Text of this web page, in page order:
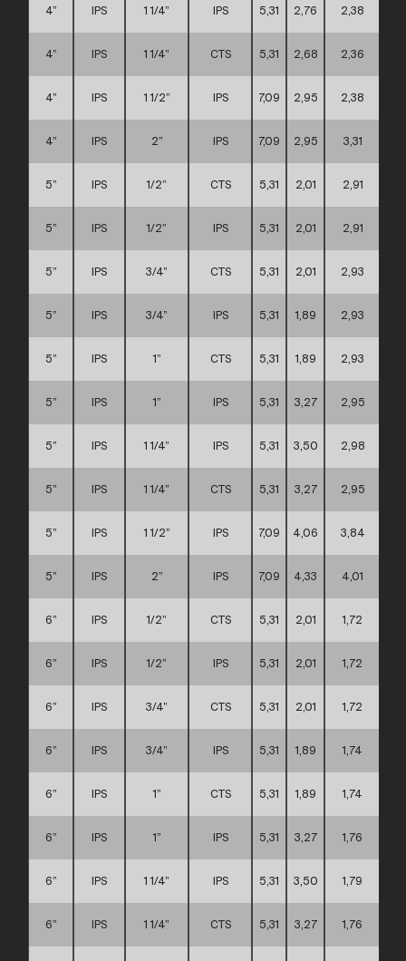
4” IPS 1 1/4” IPS 5,31 2,76 2,38
4” IPS 1 1/4” CTS 5,31 2,68 2,36
4” IPS 1 1/2” IPS 7,09 2,95 2,38
4” IPS 2” IPS 7,09 2,95 3,31
5” IPS 1/2” CTS 5,31 2,01 2,91
5” IPS 1/2” IPS 5,31 2,01 2,91
5” IPS 3/4” CTS 5,31 2,01 2,93
5” IPS 3/4” IPS 5,31 1,89 2,93
5” IPS 1” CTS 5,31 1,89 2,93
5” IPS 1” IPS 5,31 3,27 2,95
5” IPS 1 1/4” IPS 5,31 3,50 2,98
5” IPS 1 1/4” CTS 5,31 3,27 2,95
5” IPS 1 1/2” IPS 7,09 4,06 3,84
5” IPS 2” IPS 7,09 4,33 4,01
6” IPS 1/2” CTS 5,31 2,01 1,72
6” IPS 1/2” IPS 5,31 2,01 1,72
6” IPS 3/4” CTS 5,31 2,01 1,72
6” IPS 3/4” IPS 5,31 1,89 1,74
6” IPS 1” CTS 5,31 1,89 1,74
6” IPS 1” IPS 5,31 3,27 1,76
6” IPS 1 1/4” IPS 5,31 3,50 1,79
6” IPS 1 1/4” CTS 5,31 3,27 1,76